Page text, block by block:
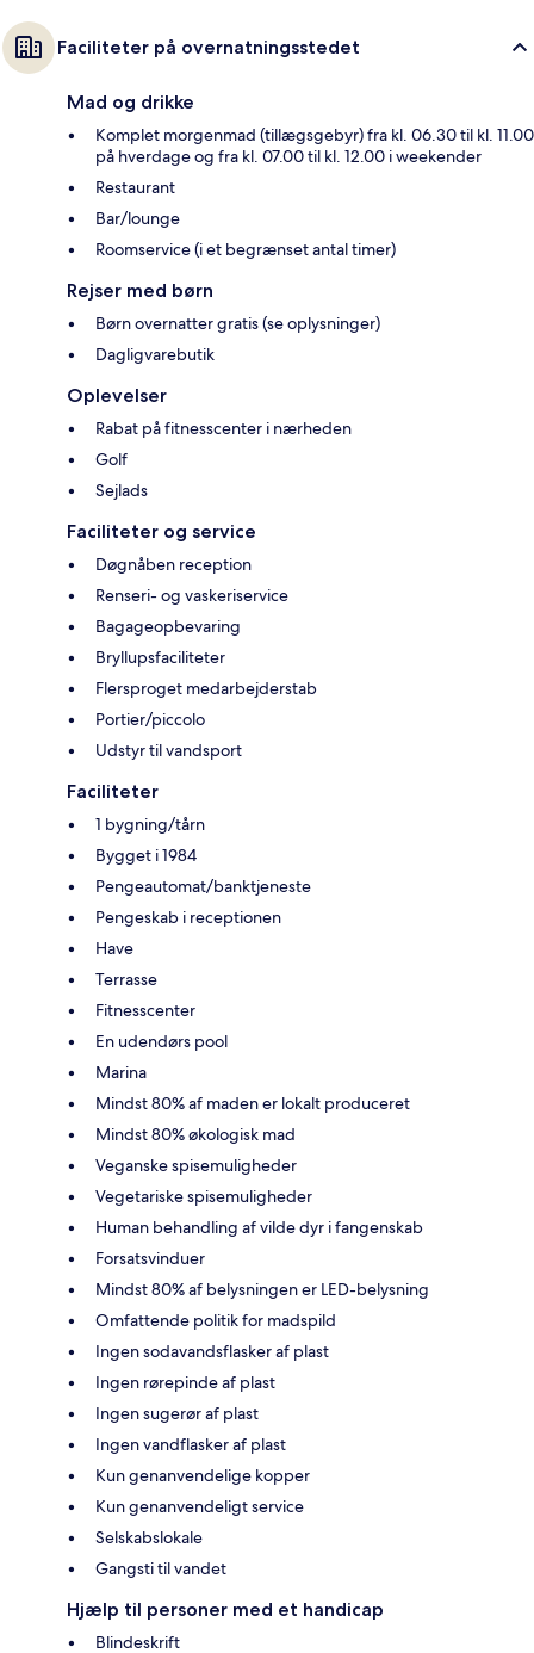
Faciliteter på overnatningsstedet
Mad og drikke
Komplet morgenmad (tillægsgebyr) fra kl. 06.30 til kl. 11.00
på hverdage og fra kl. 07.00 til kl. 12.00 i weekender
Restaurant
Bar/lounge
Roomservice (i et begrænset antal timer)
Rejser med børn
Børn overnatter gratis (se oplysninger)
Dagligvarebutik
Oplevelser
Rabat på fitnesscenter i nærheden
Golf
Sejlads
Faciliteter og service
Døgnåben reception
Renseri- og vaskeriservice
Bagageopbevaring
Bryllupsfaciliteter
Flersproget medarbejderstab
Portier/piccolo
Udstyr til vandsport
Faciliteter
1 bygning/tårn
Bygget i 1984
Pengeautomat/banktjeneste
Pengeskab i receptionen
Have
Terrasse
Fitnesscenter
En udendørs pool
Marina
Mindst 80% af maden er lokalt produceret
Mindst 80% økologisk mad
Veganske spisemuligheder
Vegetariske spisemuligheder
Human behandling af vilde dyr i fangenskab
Forsatsvinduer
Mindst 80% af belysningen er LED-belysning
Omfattende politik for madspild
Ingen sodavandsflasker af plast
Ingen rørepinde af plast
Ingen sugerør af plast
Ingen vandflasker af plast
Kun genanvendelige kopper
Kun genanvendeligt service
Selskabslokale
Gangsti til vandet
Hjælp til personer med et handicap
Blindeskrift